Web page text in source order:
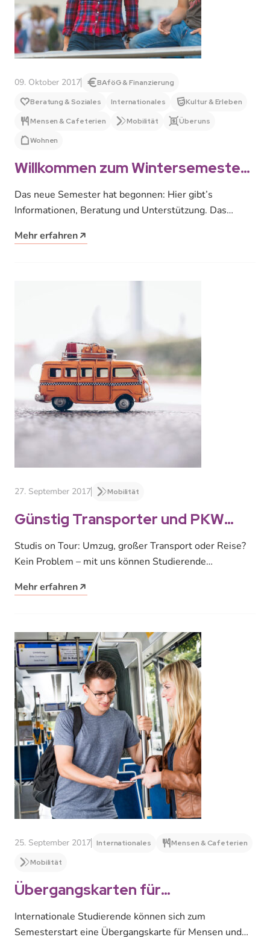
09. Oktober 2017
BAföG & Finanzierung
Beratung & Soziales
Internationales
Kultur & Erleben
Mensen & Cafeterien
Mobilität
Über uns
Wohnen
Willkommen zum Wintersemester
2017/18!
Das neue Semester hat begonnen: Hier gibt’s
Informationen, Beratung und Unterstützung. Das
Beginn des…
Mehr erfahren
27. September 2017 Mobilität
Günstig Transporter und PKW
mieten
Studis on Tour: Umzug, großer Transport oder Reise?
Kein Problem – mit uns können Studierende
Mehr erfahren
25. September 2017 Internationales
Mensen & Cafeterien
Mobilität
Übergangskarten für
internationale Studierende /
Mensa & MDV
Internationale Studierende können sich zum
Semesterstart eine Übergangskarte für Mensen und